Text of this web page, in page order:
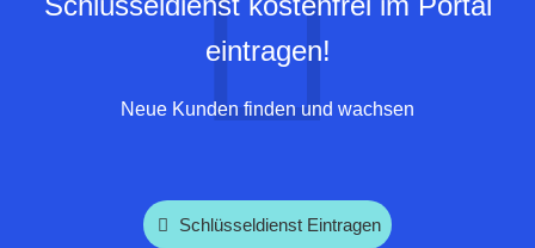
eintragen!
Neue Kunden finden und wachsen
Schlüsseldienst Eintragen